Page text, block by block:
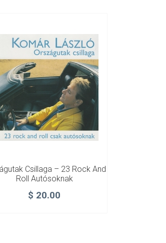
Csillaga – 23 Rock And
Roll Autósoknak
$ 20.00